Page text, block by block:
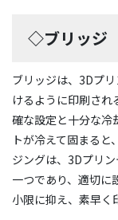
◇ブリッジ
ブリッジは、3Dプ
けるように印刷さ
確な設定と十分な冷
トが冷えて固まる
ジングは、3Dプリ
一つであり、適切に
小限に抑え、素早く